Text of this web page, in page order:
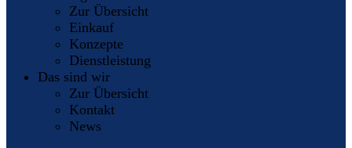
Zur Übersicht
Einkauf
Konzepte
Dienstleistung
Das sind wir
Zur Übersicht
Kontakt
News